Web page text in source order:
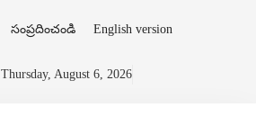
సంప్రదించండి English version
Thursday, August 6, 2026